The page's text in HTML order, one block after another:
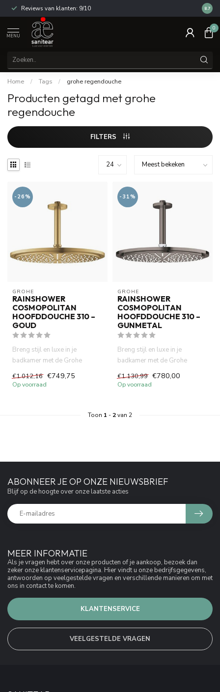
Reviews van klanten: 9/10 14
8.7
MENU
0
Home / Tags / grohe regendouche
Producten getagd met grohe
regendouche
FILTERS
-26%
GROHE
RAINSHOWER
COSMOPOLITAN
HOOFDDOUCHE 310 –
GOUD
Breng stijl en luxe in je
badkamer met de Grohe
Rainshower Cosmopolitan
310 hoof...
€1.012,16 €749,75
Op voorraad
-31%
GROHE
RAINSHOWER
COSMOPOLITAN
HOOFDDOUCHE 310 –
GUNMETAL
Breng stijl en luxe in je
badkamer met de Grohe
Rainshower Cosmopolitan
310 hoof...
€1.130,99 €780,00
Op voorraad
Toon 1 - 2van 2
MEER INFORMATIE
Als je vragen hebt over onze producten of je aankoop, bezoek dan
zeker onze klantenservicepagina. Hier vindt u onze bedrijfsgegevens,
antwoorden op veelgestelde vragen en verschillende manieren om met
ons in contact te komen.
KLANTENSERVICE
VEELGESTELDE VRAGEN
ABONNEER JE OP ONZE NIEUWSBRIEF
Blijf op de hoogte over onze laatste acties